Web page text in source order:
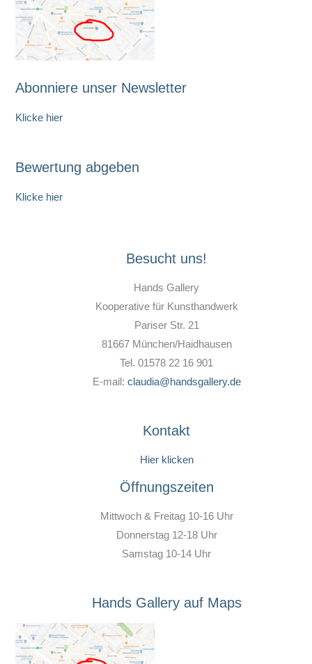
Abonniere unser Newsletter
Klicke hier
Bewertung abgeben
Klicke hier
Besucht uns!
Hands Gallery
Kooperative für Kunsthandwerk
Pariser Str. 21
81667 München/Haidhausen
Tel. 01578 22 16 901
E-mail: claudia@handsgallery.de
Kontakt
Hier klicken
Öffnungszeiten
Mittwoch & Freitag 10-16 Uhr
Donnerstag 12-18 Uhr
Samstag 10-14 Uhr
Hands Gallery auf Maps